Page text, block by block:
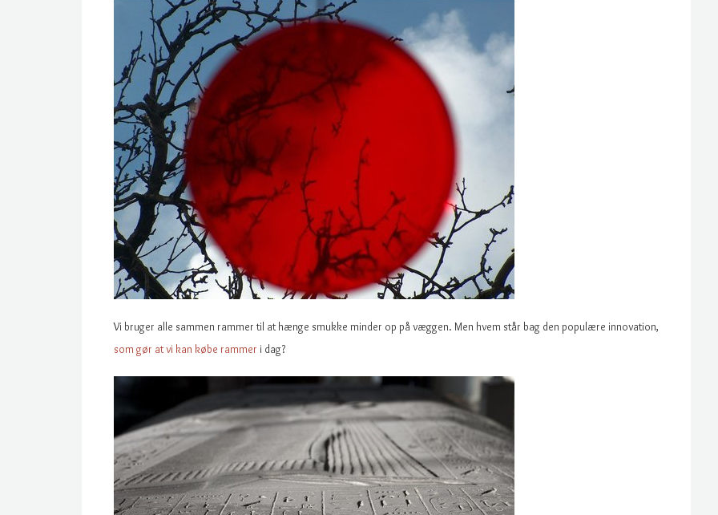
Vi bruger alle sammen rammer til at hænge smukke minder op på væggen. Men hvem står bag den populære innovation,
som gør at vi kan købe rammer i dag?